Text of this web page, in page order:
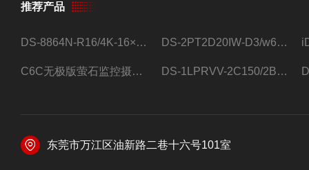
推荐产品
DS-8864N-R16/4K-16×4T/希捷16盘位录像机 DS-2PT2D20IW-D3/w64路高清硬盘录像机
C6C无极版萤石监控摄像头 DS-1LPRVV-2C150/2B监控室外夜视高清电源线护套线200米/卷
东莞市万江区油新路二巷十六号101室